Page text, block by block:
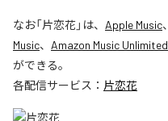
なお「片恋花」は、 Apple Music、
Music、 Amazon Music Unlimited
ができる。
各配信サービス： 片恋花